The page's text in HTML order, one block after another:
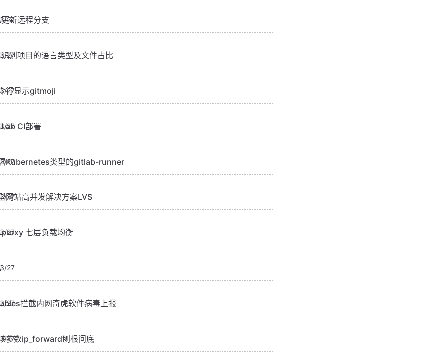
3/27新远程分支
3/27别项目的语言类型及文件占比
3/27行显示gitmoji
3/27 CI部署
3/27Kubernetes类型的gitlab-runner
3/27
网站高并发解决方案LVS
3/27 七层负载均衡
3/27
3/27 拦截内网奇虎软件病毒上报
3/27参数ip_forward刨根问底